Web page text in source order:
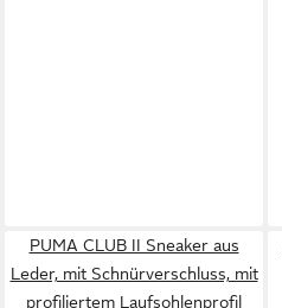
PUMA CLUB II Sneaker aus
Leder, mit Schnürverschluss, mit
profiliertem Laufsohlenprofil